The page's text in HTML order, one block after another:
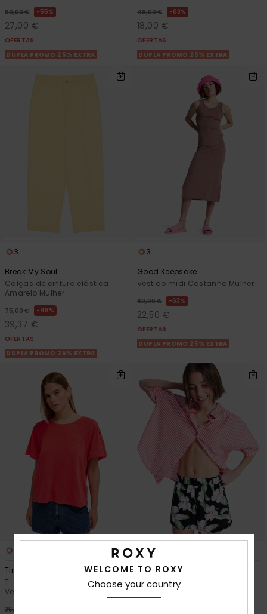
60,00 € 55%
27,00 €
OFERTAS
DUPLA PROMO 25% EXTRA
48,00 € 63%
18,00 €
OFERTAS
DUPLA PROMO 25% EXTRA
3
Break My Soul
Calças de cintura elástica
Amarelo Mulher
75,00 € 48%
39,37 €
OFERTAS
DUPLA PROMO 25% EXTRA
3
Good Keepsake
Vestido midi Castanho Mulher
60,00 € 63%
22,50 €
OFERTAS
DUPLA PROMO 25% EXTRA
Time For Palm Tree
T-shirt de mangas curtas
Vermelho Mulher
35,00 €
1
Lekeitio Bay Printed
Calções de praia Preto Mulher
45,00 €
WELCOME TO ROXY
Choose your country